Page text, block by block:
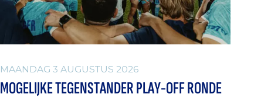
MAANDAG 3 AUGUSTUS 2026
MOGELIJKE TEGENSTANDER PLAY-OFF RONDE